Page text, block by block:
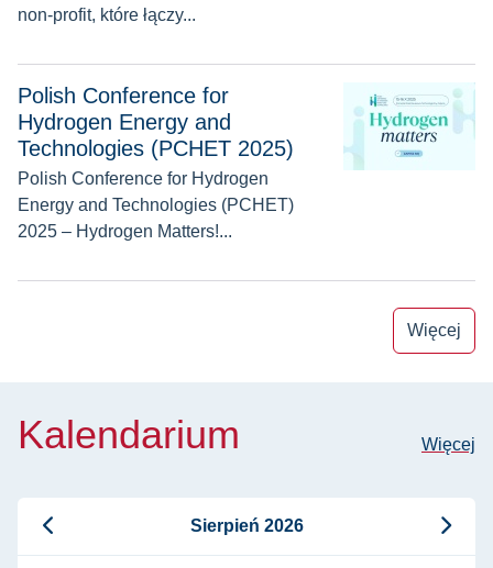
non-profit, które łączy...
Polish Conference for
Hydrogen Energy and
Technologies (PCHET 2025)
Polish Conference for Hydrogen
Energy and Technologies (PCHET)
2025 – Hydrogen Matters!...
Więcej
Kalendarium Więcej
Sierpień 2026